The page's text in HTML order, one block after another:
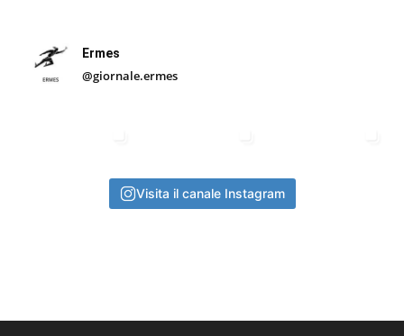
Ermes
@giornale.ermes
Visita il canale Instagram